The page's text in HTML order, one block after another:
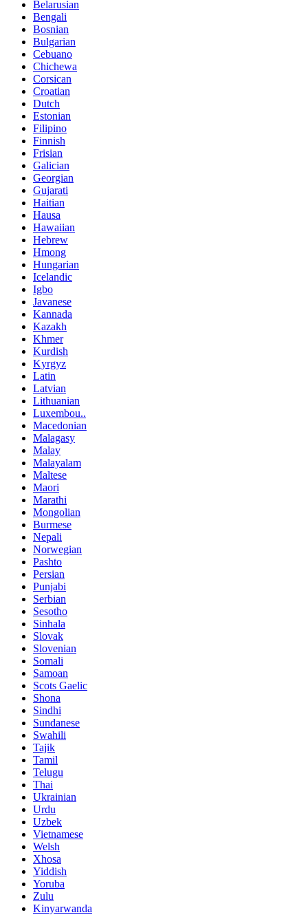
Belarusian
Bengali
Bosnian
Bulgarian
Cebuano
Chichewa
Corsican
Croatian
Dutch
Estonian
Filipino
Finnish
Frisian
Galician
Georgian
Gujarati
Haitian
Hausa
Hawaiian
Hebrew
Hmong
Hungarian
Icelandic
Igbo
Javanese
Kannada
Kazakh
Khmer
Kurdish
Kyrgyz
Latin
Latvian
Lithuanian
Luxembou..
Macedonian
Malagasy
Malay
Malayalam
Maltese
Maori
Marathi
Mongolian
Burmese
Nepali
Norwegian
Pashto
Persian
Punjabi
Serbian
Sesotho
Sinhala
Slovak
Slovenian
Somali
Samoan
Scots Gaelic
Shona
Sindhi
Sundanese
Swahili
Tajik
Tamil
Telugu
Thai
Ukrainian
Urdu
Uzbek
Vietnamese
Welsh
Xhosa
Yiddish
Yoruba
Zulu
Kinyarwanda